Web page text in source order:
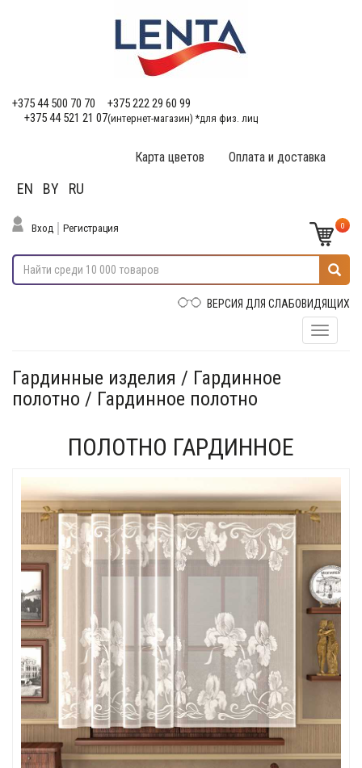
+375 44 500 70 70
+375 222 29 60 99
+375 44 521 21 07(интернет-магазин) *для физ. лиц
Оплата и доставка
Карта цветов
EN BY RU
Вход Регистрация 0
ВЕРСИЯ ДЛЯ СЛАБОВИДЯЩИХ
Гардинные изделия / Гардинное
полотно / Гардинное полотно
ПОЛОТНО ГАРДИННОЕ